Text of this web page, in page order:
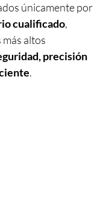
únicamente por
cualificado,
altos
precisión
.